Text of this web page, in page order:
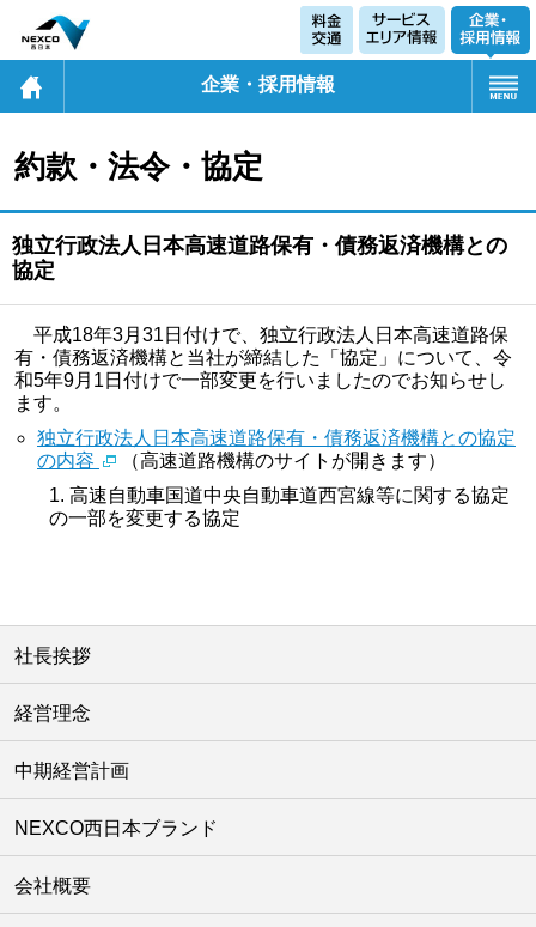
企業・採用情報
約款・法令・協定
独立行政法人日本高速道路保有・債務返済機構との
協定
平成18年3月31日付けで、独立行政法人日本高速道路保
有・債務返済機構と当社が締結した「協定」について、令
和5年9月1日付けで一部変更を行いましたのでお知らせし
ます。
独立行政法人日本高速道路保有・債務返済機構との協定
の内容
（高速道路機構のサイトが開きます）
高速自動車国道中央自動車道西宮線等に関する協定
の一部を変更する協定
社長挨拶
経営理念
中期経営計画
NEXCO西日本ブランド
会社概要